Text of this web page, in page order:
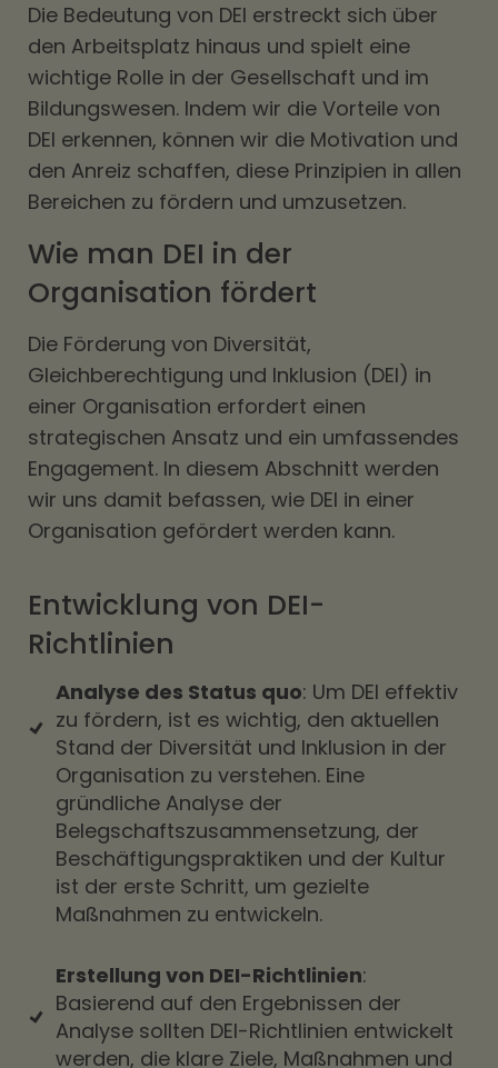
Die Bedeutung von DEI erstreckt sich über
den Arbeitsplatz hinaus und spielt eine
wichtige Rolle in der Gesellschaft und im
Bildungswesen. Indem wir die Vorteile von
DEI erkennen, können wir die Motivation und
den Anreiz schaffen, diese Prinzipien in allen
Bereichen zu fördern und umzusetzen.
Wie man DEI in der
Organisation fördert
Die Förderung von Diversität,
Gleichberechtigung und Inklusion (DEI) in
einer Organisation erfordert einen
strategischen Ansatz und ein umfassendes
Engagement. In diesem Abschnitt werden
wir uns damit befassen, wie DEI in einer
Organisation gefördert werden kann.
Entwicklung von DEI-
Richtlinien
Analyse des Status quo: Um DEI effektiv
zu fördern, ist es wichtig, den aktuellen
Stand der Diversität und Inklusion in der
Organisation zu verstehen. Eine
gründliche Analyse der
Belegschaftszusammensetzung, der
Beschäftigungspraktiken und der Kultur
ist der erste Schritt, um gezielte
Maßnahmen zu entwickeln.
Erstellung von DEI-Richtlinien:
Basierend auf den Ergebnissen der
Analyse sollten DEI-Richtlinien entwickelt
werden, die klare Ziele, Maßnahmen und